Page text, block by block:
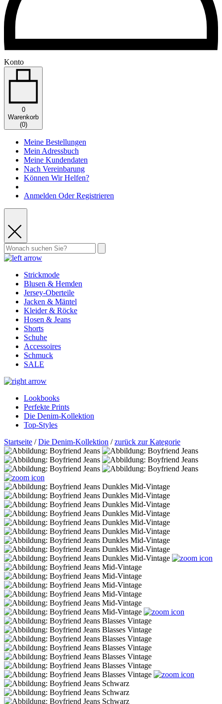
Konto
0
Warenkorb
(0)
Meine Bestellungen
Mein Adressbuch
Meine Kundendaten
Nach Vereinbarung
Können Wir Helfen?
Anmelden Oder Registrieren
Strickmode
Blusen & Hemden
Jersey-Oberteile
Jacken & Mäntel
Kleider & Röcke
Hosen & Jeans
Shorts
Schuhe
Accessoires
Schmuck
SALE
Lookbooks
Perfekte Prints
Die Denim-Kollektion
Top-Styles
Startseite /Die Denim-Kollektion /zurück zur Kategorie